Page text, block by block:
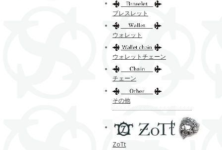
ブレスレット
ウォレット
ウォレットチェーン
チェーン
その他
ZoTt